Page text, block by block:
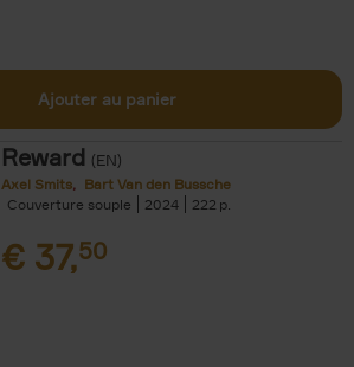
Ajouter au panier
Reward (EN)
Axel Smits
Bart Van den Bussche
Couverture souple
2024 222
€ 37,50